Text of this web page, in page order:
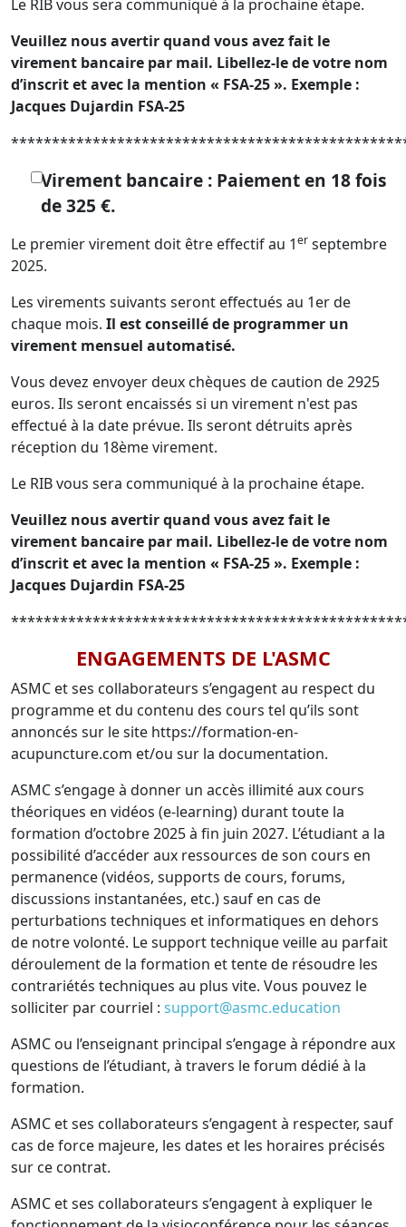
Le RIB vous sera communiqué à la prochaine étape.
Veuillez nous avertir quand vous avez fait le
virement bancaire par mail. Libellez-le de votre nom
d’inscrit et avec la mention « FSA-25 ». Exemple :
Jacques Dujardin FSA-25
Virement bancaire : Paiement en 18 fois
de 325 €.
Le premier virement doit être effectif au 1er septembre
2025.
Les virements suivants seront effectués au 1er de
chaque mois. Il est conseillé de programmer un
virement mensuel automatisé.
Vous devez envoyer deux chèques de caution de 2925
euros. Ils seront encaissés si un virement n'est pas
effectué à la date prévue. Ils seront détruits après
réception du 18ème virement.
Le RIB vous sera communiqué à la prochaine étape.
Veuillez nous avertir quand vous avez fait le
virement bancaire par mail. Libellez-le de votre nom
d’inscrit et avec la mention « FSA-25 ». Exemple :
Jacques Dujardin FSA-25
ENGAGEMENTS DE L'ASMC
ASMC et ses collaborateurs s’engagent au respect du
programme et du contenu des cours tel qu’ils sont
annoncés sur le site https://formation-en-
acupuncture.com et/ou sur la documentation.
ASMC s’engage à donner un accès illimité aux cours
théoriques en vidéos (e-learning) durant toute la
formation d’octobre 2025 à fin juin 2027. L’étudiant a la
possibilité d’accéder aux ressources de son cours en
permanence (vidéos, supports de cours, forums,
discussions instantanées, etc.) sauf en cas de
perturbations techniques et informatiques en dehors
de notre volonté. Le support technique veille au parfait
déroulement de la formation et tente de résoudre les
contrariétés techniques au plus vite. Vous pouvez le
solliciter par courriel : support@asmc.education
ASMC ou l’enseignant principal s’engage à répondre aux
questions de l’étudiant, à travers le forum dédié à la
formation.
ASMC et ses collaborateurs s’engagent à respecter, sauf
cas de force majeure, les dates et les horaires précisés
sur ce contrat.
ASMC et ses collaborateurs s’engagent à expliquer le